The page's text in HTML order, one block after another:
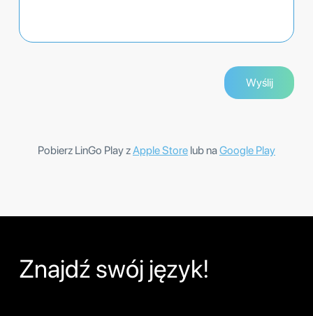
Pobierz LinGo Play zApple Store lub naGoogle Play
Znajdź swój język!